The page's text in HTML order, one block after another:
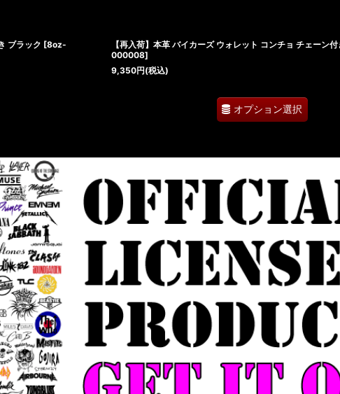
ブラック [8oz-
【再入荷】本革 バイカーズ ウォレット コンチョ チェーン
000008]
9,350円(税込)
オプション選択